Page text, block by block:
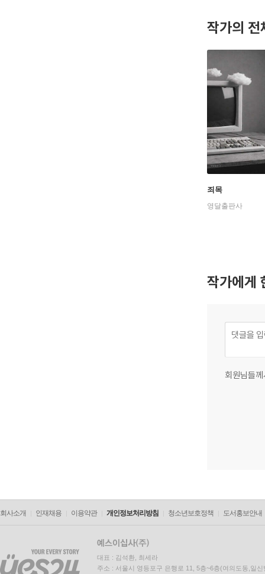
작가의 전
죄목
영달출판사
작가에게
회원님들
회사소개 인재채용 이용약관 개인정보처리방침 청소년보호정책 도서홍보안내
대표 : 김석환, 최세라
주소 : 서울시 영등포구 은행로 11, 5층~6층(여의도동,일신